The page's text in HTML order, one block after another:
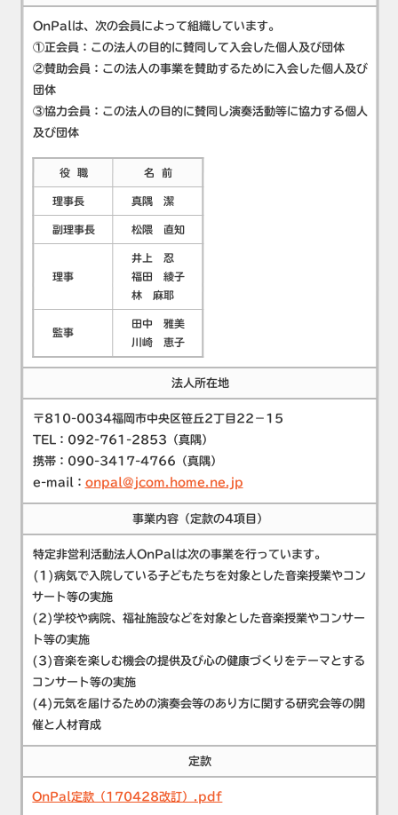
OnPalは、次の会員によって組織しています。
①正会員：この法人の目的に賛同して入会した個人及び団体
②賛助会員：この法人の事業を賛助するために入会した個人及び
団体
③協力会員：この法人の目的に賛同し演奏活動等に協力する個人
及び団体
役 職 名 前
理事長 真隅 潔
副理事長 松隈 直知
理事
井上 忍
福田 綾子
林 麻耶
監事
田中 雅美
川崎 恵子
法人所在地
〒810-0034福岡市中央区笹丘2丁目22－15
TEL：092-761-2853（真隅）
携帯：090-3417-4766（真隅）
e-mail： onpal@jcom.home.ne.jp
事業内容（定款の4項目）
特定非営利活動法人OnPalは次の事業を行っています。
(1)病気で入院している子どもたちを対象とした音楽授業やコン
サート等の実施
(2)学校や病院、福祉施設などを対象とした音楽授業やコンサー
ト等の実施
(3)音楽を楽しむ機会の提供及び心の健康づくりをテーマとする
コンサート等の実施
(4)元気を届けるための演奏会等のあり方に関する研究会等の開
催と人材育成
定款
OnPal定款（170428改訂）.pdf